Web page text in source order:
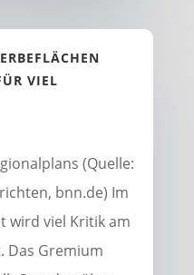
VIEL
(Quelle:
bnn.de) Im
wird viel Kritik am
Das Gremium